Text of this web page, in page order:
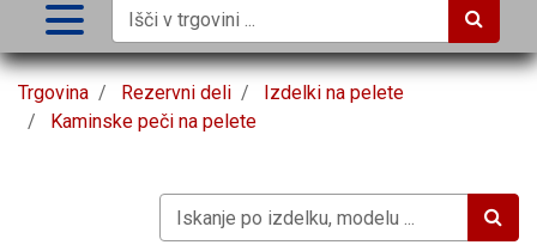
Trgovina Rezervni deli
Izdelki na pelete
Kaminske peči na pelete